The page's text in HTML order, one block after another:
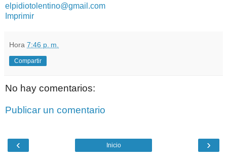
elpidiotolentino@gmail.com
Imprimir
Hora 7:46 p. m.
Compartir
No hay comentarios:
Publicar un comentario
‹ ›
Inicio